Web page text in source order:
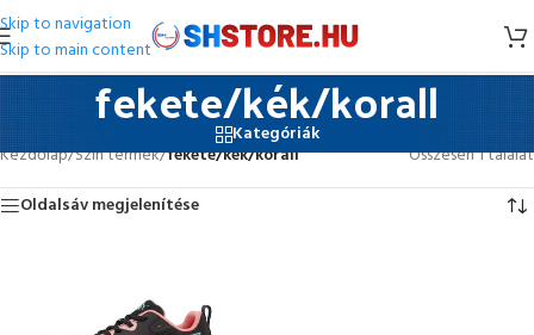
Skip to navigation
Skip to main content
fekete/kék/korall
Kategóriák
Kezdőlap/Szín termék/fekete/kék/korall
Összesen 1 találat
Oldalsáv megjelenítése